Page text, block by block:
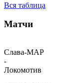
Вся таблица
Матчи
Слава-МАР
-
Локомотив